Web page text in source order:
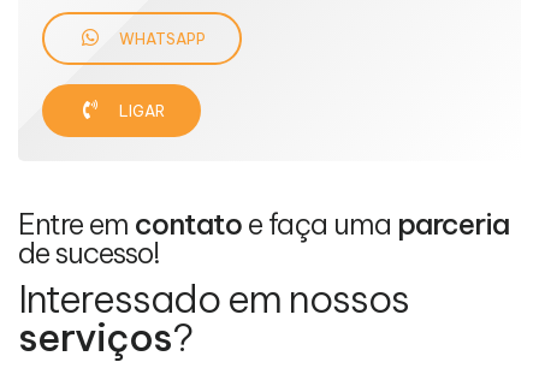
WHATSAPP
LIGAR
Entre em contato e faça uma parceria
de sucesso!
Interessado em nossos
serviços?